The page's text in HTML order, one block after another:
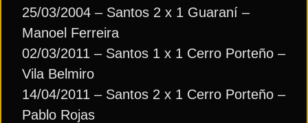
25/03/2004 – Santos 2 x 1 Guaraní –
Manoel Ferreira
02/03/2011 – Santos 1 x 1 Cerro Porteño –
Vila Belmiro
14/04/2011 – Santos 2 x 1 Cerro Porteño –
Pablo Rojas